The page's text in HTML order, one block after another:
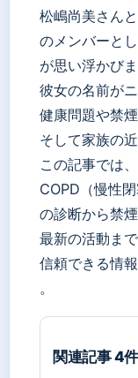
松嶋尚美さん
のメンバーと
が思い浮かび
彼女の名前が
健康問題や禁
そして家族の
この記事では
COPD（慢性閉
の診断から禁
最新の活動まで
信頼できる情
。
関連記事 4件